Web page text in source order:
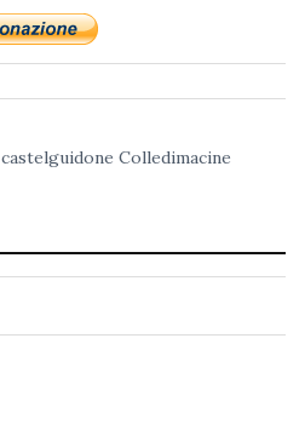
castelguidone Colledimacine